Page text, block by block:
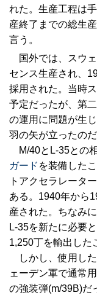
れた。生産工程は
産終了までの総生
言う。
国外では、スウェ
センス生産され、
採用された。当時
予定だったが、第
の運用に問題が生
羽の矢が立ったのだ
M/40とL-35との
ガード を装備した
トアクセラレータ
ある。1940年から
産された。ちなみ
L-35を新たに必要
1,250丁を輸出した
しかし、使用した
ェーデン軍で通常
の強装弾(m/39B)だ